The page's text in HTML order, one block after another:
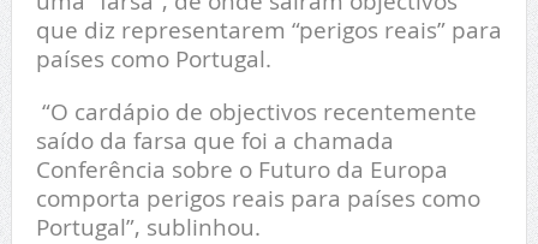
que diz representarem “perigos reais” para
países como Portugal.
“O cardápio de objectivos recentemente
saído da farsa que foi a chamada
Conferência sobre o Futuro da Europa
comporta perigos reais para países como
Portugal”, sublinhou.